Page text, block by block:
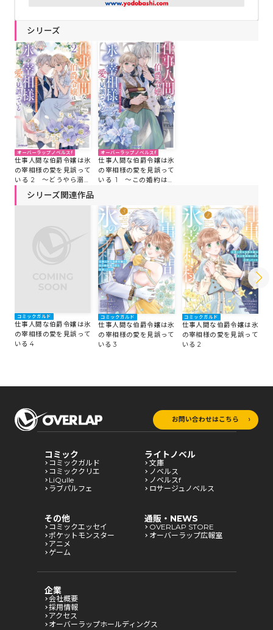
シリーズ
オーバーラップノベルスf
仕事人間な伯爵令嬢は氷
の宰相様の愛を見誤って
いる 2 ～どうやら溺愛
されているみたいです～
オーバーラップノベルスf
仕事人間な伯爵令嬢は氷
の宰相様の愛を見誤って
いる 1 ～この婚約は偽
シリーズ関連作品
コミックガルド
仕事人間な伯爵令嬢は氷
の宰相様の愛を見誤って
いる 4
コミックガルド
仕事人間な伯爵令嬢は氷
の宰相様の愛を見誤って
いる 3
コミックガルド
仕事人間な伯爵令嬢は氷
の宰相様の愛を見誤って
いる 2
お問い合わせはこちら
コミック
コミックガルド
コミッククリエ
LiQulle
ラブパルフェ
ライトノベル
文庫
ノベルス
ノベルスf
ロサージュノベルス
その他
コミックエッセイ
ポケットモンスター
アニメ
ゲーム
通販・NEWS
OVERLAP STORE
オーバーラップ広報室
企業
会社概要
採用情報
アクセス
オーバーラップホールディングス